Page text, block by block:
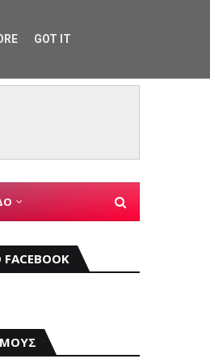
ΑΓ ΔΗΜΗΤΡΙΟΣ
GOT IT